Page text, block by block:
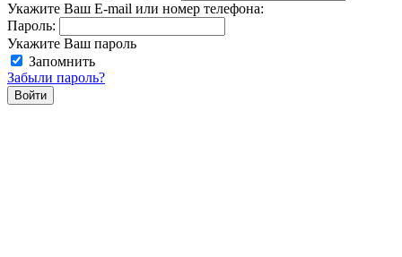
Укажите Ваш E-mail или номер телефона:
Пароль:
Укажите Ваш пароль
Запомнить
Забыли пароль?